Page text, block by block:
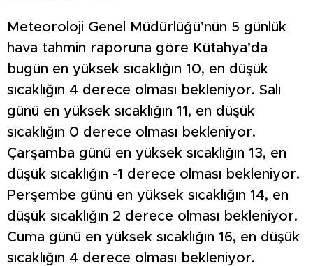
Meteoroloji Genel Müdürlüğü’nün 5 günlük
hava tahmin raporuna göre Kütahya’da
bugün en yüksek sıcaklığın 10, en düşük
sıcaklığın 4 derece olması bekleniyor. Salı
günü en yüksek sıcaklığın 11, en düşük
sıcaklığın 0 derece olması bekleniyor.
Çarşamba günü en yüksek sıcaklığın 13, en
düşük sıcaklığın -1 derece olması bekleniyor.
Perşembe günü en yüksek sıcaklığın 14, en
düşük sıcaklığın 2 derece olması bekleniyor.
Cuma günü en yüksek sıcaklığın 16, en düşük
sıcaklığın 4 derece olması bekleniyor.